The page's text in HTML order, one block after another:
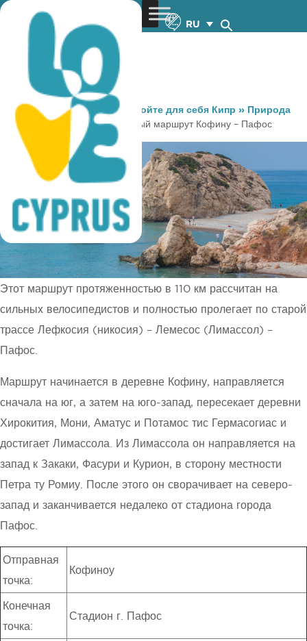
RU
You are here: Home »Откройте для себя Кипр » Природа
» Велоспорт Велосипедный маршрут Кофину – Пафос
Этот маршрут протяженностью в 110 км рассчитан на
сильных велосипедистов и полностью пролегает по старой
трассе Лефкосия (никосия) – Лемесос (Лимассол) –
Пафос.
Маршрут начинается в деревне Кофину, направляется
сначала на юг, а затем на юго-запад, пересекает деревни
Хирокития, Мони, Аматус и Потамос тис Гермасогиас и
достигает Лимассола. Из Лимассола он направляется на
запад к Закаки, Фасури и Курион, в сторону местности
Петра ту Ромиу. После этого он сворачивает на северо-
запад и заканчивается недалеко от стадиона города
Пафос.
Отправная
точка:
Кофиноу
Конечная
точка:
Стадион г. Пафос